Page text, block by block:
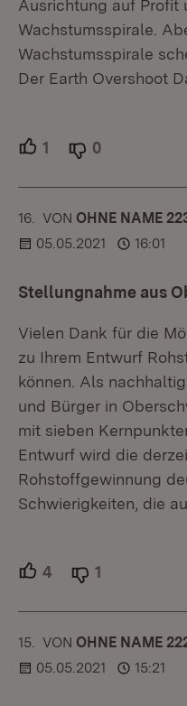
Ausrichtung auf Profit
Wachstumsspirale.
Wachstumsspirale
Der Earth Overshoot
1 Unterstützer.
0
16. KOMMENTAR
VON :OHNE NAME
05.05.2021
16:01
Stellungnahme aus
Vielen Dank für die
zu Ihrem Entwurf
können. Als
und Bürger in
mit sieben
Entwurf wird die
Rohstoffgewinnung
Schwierigkeiten, die
4 Unterstützer.
1
15. KOMMENTAR
VON :OHNE NAME
05.05.2021
15:21